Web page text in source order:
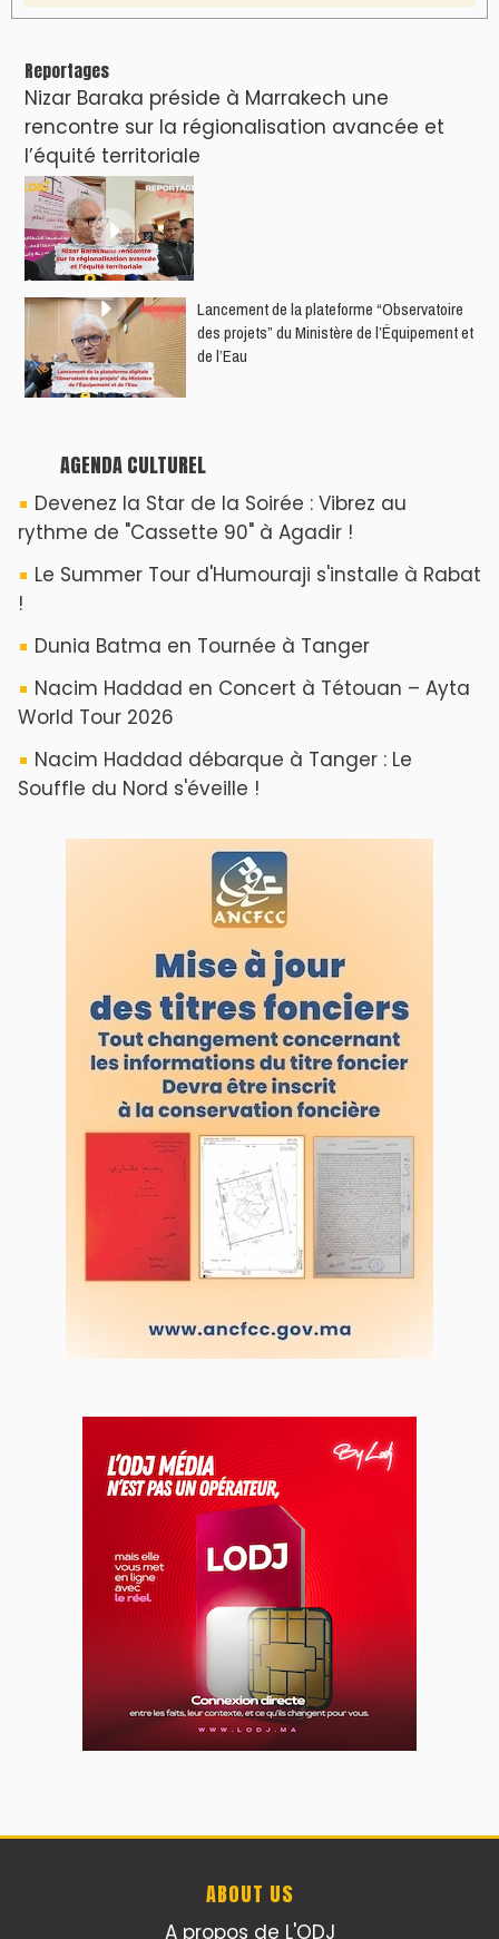
Reportages
Nizar Baraka préside à Marrakech une
rencontre sur la régionalisation avancée et
l’équité territoriale
​Lancement de la plateforme “Observatoire
des projets” du Ministère de l’Équipement et
de l’Eau
AGENDA CULTUREL
Devenez la Star de la Soirée : Vibrez au
rythme de "Cassette 90" à Agadir !
Le Summer Tour d'Humouraji s'installe à Rabat
!
Dunia Batma en Tournée à Tanger
Nacim Haddad en Concert à Tétouan – Ayta
World Tour 2026
Nacim Haddad débarque à Tanger : Le
Souffle du Nord s'éveille !
ABOUT US
A propos de L'ODJ